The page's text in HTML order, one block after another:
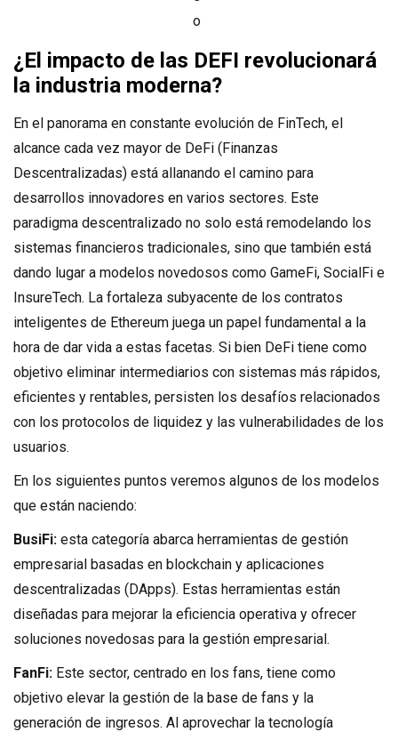
o
¿El impacto de las DEFI revolucionará
la industria moderna?
En el panorama en constante evolución de FinTech, el
alcance cada vez mayor de DeFi (Finanzas
Descentralizadas) está allanando el camino para
desarrollos innovadores en varios sectores. Este
paradigma descentralizado no solo está remodelando los
sistemas financieros tradicionales, sino que también está
dando lugar a modelos novedosos como GameFi, SocialFi e
InsureTech. La fortaleza subyacente de los contratos
inteligentes de Ethereum juega un papel fundamental a la
hora de dar vida a estas facetas. Si bien DeFi tiene como
objetivo eliminar intermediarios con sistemas más rápidos,
eficientes y rentables, persisten los desafíos relacionados
con los protocolos de liquidez y las vulnerabilidades de los
usuarios.
En los siguientes puntos veremos algunos de los modelos
que están naciendo:
BusiFi: esta categoría abarca herramientas de gestión
empresarial basadas en blockchain y aplicaciones
descentralizadas (DApps). Estas herramientas están
diseñadas para mejorar la eficiencia operativa y ofrecer
soluciones novedosas para la gestión empresarial.
FanFi: Este sector, centrado en los fans, tiene como
objetivo elevar la gestión de la base de fans y la
generación de ingresos. Al aprovechar la tecnología